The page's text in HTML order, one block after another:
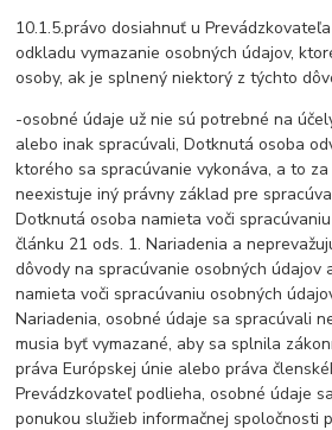
10.1.5.právo dosiahnuť u
odkladu vymazanie osobných údajov,
osoby, ak je splnený niektorý z týchto
-osobné údaje už nie sú potrebné na
alebo inak spracúvali, Dotknutá osoba
ktorého sa spracúvanie vykonáva, a to
neexistuje iný právny základ pre
Dotknutá osoba namieta voči
článku 21 ods. 1. Nariadenia a
dôvody na spracúvanie osobných údajov
namieta voči spracúvaniu osobných
Nariadenia, osobné údaje sa spracúvali
musia byť vymazané, aby sa splnila
práva Európskej únie alebo práva
Prevádzkovateľ podlieha, osobné údaje
ponukou služieb informačnej spoločnosti